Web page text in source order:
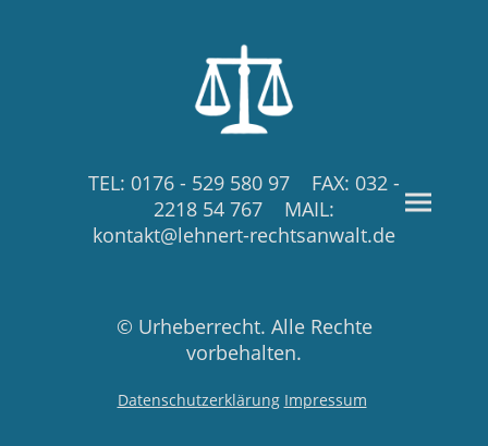
TEL: 0176 - 529 580 97 FAX: 032 -
2218 54 767 MAIL:
kontakt@lehnert-rechtsanwalt.de
© Urheberrecht. Alle Rechte
vorbehalten.
Datenschutzerklärung Impressum